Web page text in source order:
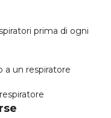
prima di ogni
a un respiratore